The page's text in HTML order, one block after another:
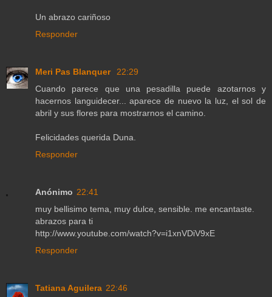
Un abrazo cariñoso
Responder
Meri Pas Blanquer
22:29
Cuando parece que una pesadilla puede azotarnos y
hacernos languidecer... aparece de nuevo la luz, el sol de
abril y sus flores para mostrarnos el camino.
Felicidades querida Duna.
Responder
Anónimo 22:41
muy bellisimo tema, muy dulce, sensible. me encantaste.
abrazos para ti
http://www.youtube.com/watch?v=i1xnVDiV9xE
Responder
Tatiana Aguilera 22:46